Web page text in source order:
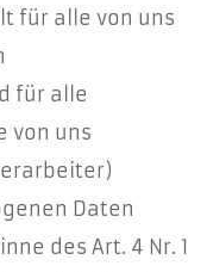
für alle von uns
für alle
von uns
Daten
des Art. 4 Nr. 1